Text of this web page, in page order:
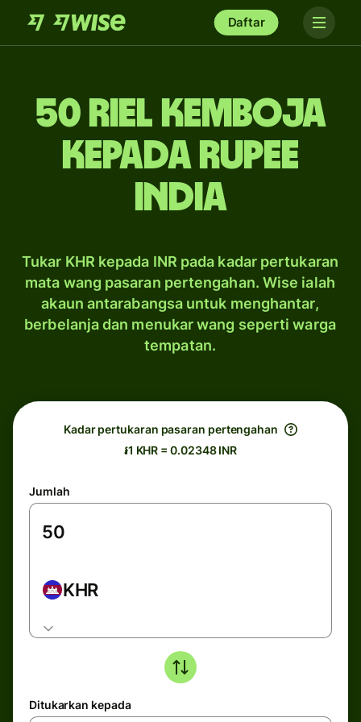
Daftar
50 riel Kemboja
kepada rupee
India
Tukar KHR kepada INR pada kadar pertukaran
mata wang pasaran pertengahan. Wise ialah
akaun antarabangsa untuk menghantar,
berbelanja dan menukar wang seperti warga
tempatan.
Kadar pertukaran pasaran pertengahan
៛1 KHR = 0.02348 INR
Jumlah
KHR
Ditukarkan kepada